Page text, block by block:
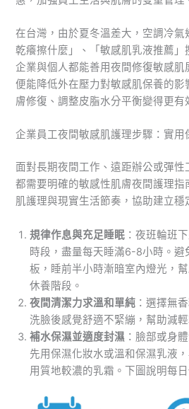
在台灣，由於夏冬溫差大，空調冷氣
乾癢擦什麼」、「敏感肌乳液推薦」
企業與個人都能善用夜間修復敏感肌
便能降低外在壓力對敏感肌保養的影
膚修復、調整皮脂水分平衡變得更有
企業員工夜間敏感肌護理步驟：實用
面對長期夜間工作、遠距辦公或彈
都需要明確的敏感性肌膚夜間護理指
肌護理與現實生活節奏，協助建立穩
規律作息與充足睡眠 ：夜班輪班
時段，盡量每天睡滿6-8小時。避
板，睡前半小時漸暗室內燈光，
休養階段。
夜間清潔力求溫和單純 ：選擇無
洗臉後感覺舒適不緊繃，幫助減
補水保濕並適度封濕 ：臉部或身
先用保濕化妝水或溫和保濕乳液
用質地較濃的乳霜。下圖說明每